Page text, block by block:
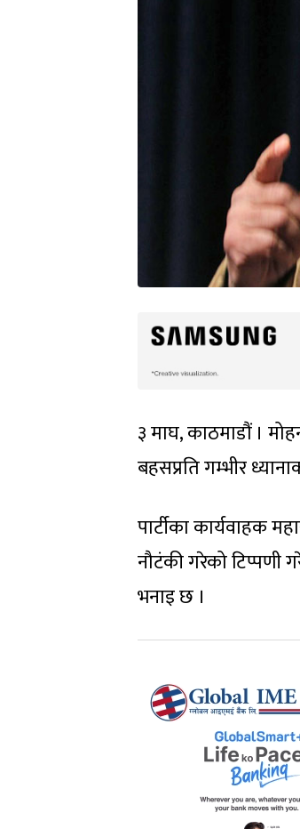
३ माघ, काठमाडौं ।
बहसप्रति गम्भीर
पार्टीका कार्यवाहक
नौटंकी गरेको टिप्पणी
भनाइ छ ।